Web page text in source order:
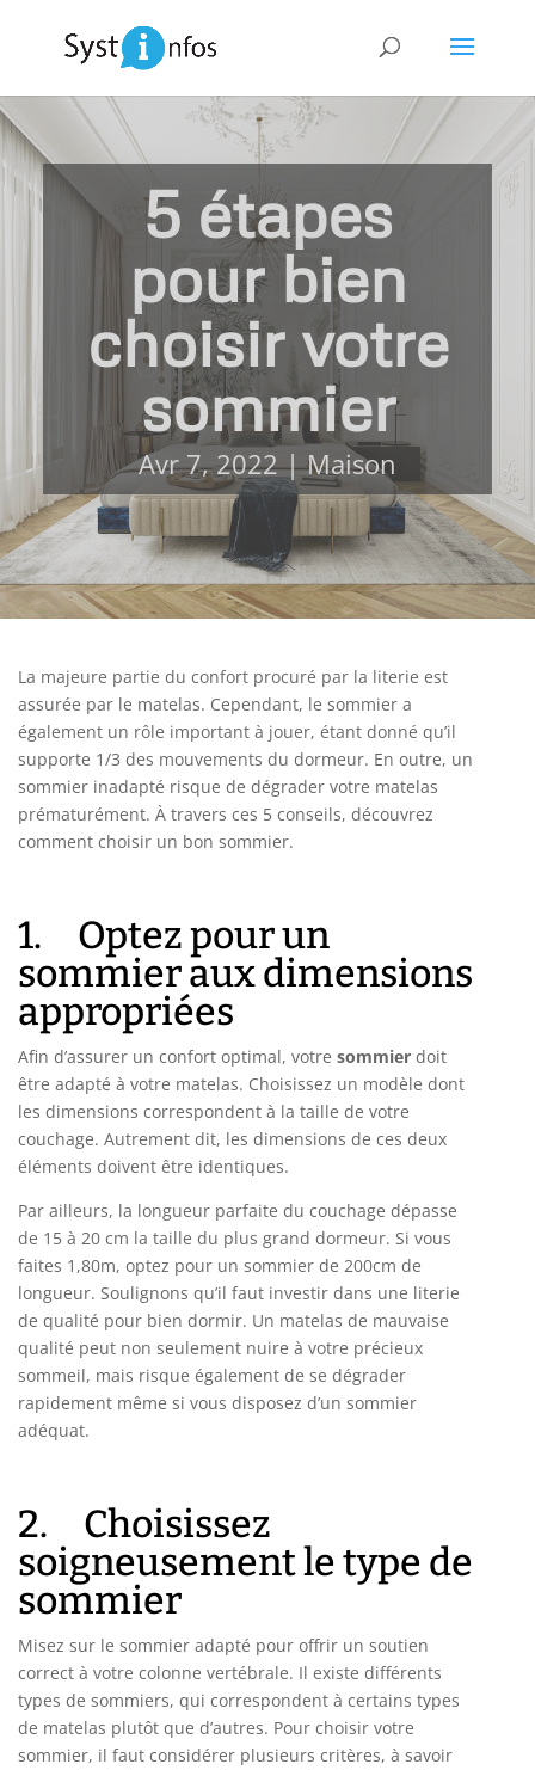
5 étapes
pour bien
choisir votre
sommier
Avr 7, 2022|Maison
La majeure partie du confort procuré par la literie est
assurée par le matelas. Cependant, le sommier a
également un rôle important à jouer, étant donné qu’il
supporte 1/3 des mouvements du dormeur. En outre, un
sommier inadapté risque de dégrader votre matelas
prématurément. À travers ces 5 conseils, découvrez
comment choisir un bon sommier.
1. Optez pour un
sommier aux dimensions
appropriées
Afin d’assurer un confort optimal, votre sommier doit
être adapté à votre matelas. Choisissez un modèle dont
les dimensions correspondent à la taille de votre
couchage. Autrement dit, les dimensions de ces deux
éléments doivent être identiques.
Par ailleurs, la longueur parfaite du couchage dépasse
de 15 à 20 cm la taille du plus grand dormeur. Si vous
faites 1,80m, optez pour un sommier de 200cm de
longueur. Soulignons qu’il faut investir dans une literie
de qualité pour bien dormir. Un matelas de mauvaise
qualité peut non seulement nuire à votre précieux
sommeil, mais risque également de se dégrader
rapidement même si vous disposez d’un sommier
adéquat.
2. Choisissez
soigneusement le type de
sommier
Misez sur le sommier adapté pour offrir un soutien
correct à votre colonne vertébrale. Il existe différents
types de sommiers, qui correspondent à certains types
de matelas plutôt que d’autres. Pour choisir votre
sommier, il faut considérer plusieurs critères, à savoir